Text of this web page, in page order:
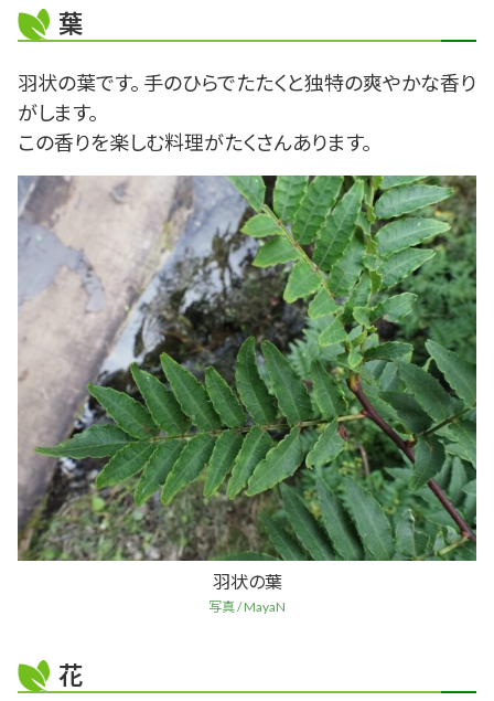
葉
羽状の葉です。 手のひらでたたくと独特の爽やかな香り
がします。
この香りを楽しむ料理がたくさんあります。
羽状の葉
写真 / MayaN
花